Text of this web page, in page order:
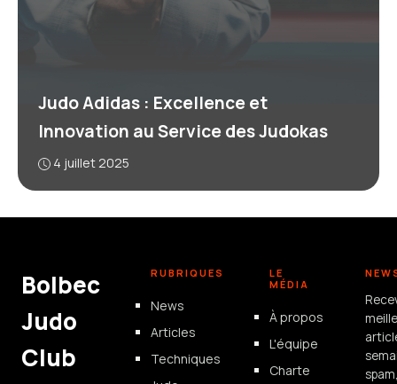
Judo Adidas : Excellence et
Innovation au Service des Judokas
4 juillet 2025
Bolbec
Judo
Club
RUBRIQUES
News
Articles
Techniques
LE
MÉDIA
À propos
L'équipe
Charte